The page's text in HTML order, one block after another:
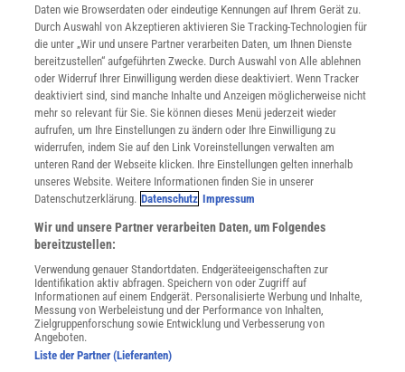
NACH OBEN
Für Sie im Spektrum-Shop und am Kiosk:
Daten wie Browserdaten oder eindeutige Kennungen auf Ihrem Gerät zu.
Durch Auswahl von Akzeptieren aktivieren Sie Tracking-Technologien für
die unter „Wir und unsere Partner verarbeiten Daten, um Ihnen Dienste
bereitzustellen“ aufgeführten Zwecke. Durch Auswahl von Alle ablehnen
oder Widerruf Ihrer Einwilligung werden diese deaktiviert. Wenn Tracker
deaktiviert sind, sind manche Inhalte und Anzeigen möglicherweise nicht
mehr so relevant für Sie. Sie können dieses Menü jederzeit wieder
aufrufen, um Ihre Einstellungen zu ändern oder Ihre Einwilligung zu
widerrufen, indem Sie auf den Link Voreinstellungen verwalten am
unteren Rand der Webseite klicken. Ihre Einstellungen gelten innerhalb
unseres Website. Weitere Informationen finden Sie in unserer
Datenschutzerklärung. Datenschutz Impressum
Wir und unsere Partner verarbeiten Daten, um Folgendes
bereitzustellen:
Verwendung genauer Standortdaten. Endgeräteeigenschaften zur
Identifikation aktiv abfragen. Speichern von oder Zugriff auf
Informationen auf einem Endgerät. Personalisierte Werbung und Inhalte,
Messung von Werbeleistung und der Performance von Inhalten,
Zielgruppenforschung sowie Entwicklung und Verbesserung von
Angeboten.
Liste der Partner (Lieferanten)